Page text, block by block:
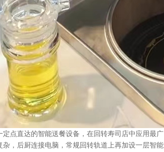
定点直达的智能送餐设备，在回转寿司店中应用最
杂，后厨连接电脑，常规回转轨道上再加设一层智